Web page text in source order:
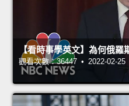
【看時事學英文】為何俄羅
觀看次數：36447 • 2022-02-25